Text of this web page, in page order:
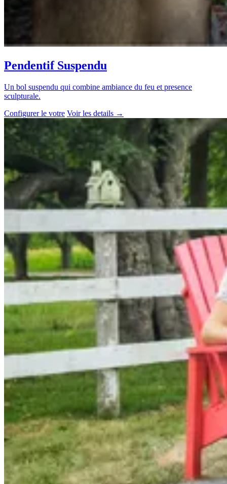
Pendentif Suspendu
Un bol suspendu qui combine ambiance du feu et presence
sculpturale.
Configurer le votre Voir les details →